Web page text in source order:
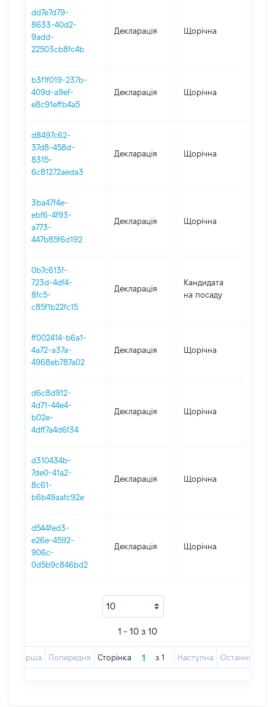
dd7e7d79-
8633-40d2-
9add-
22503cb8fc4b
Декларація Щорічна
b3f1f019-237b-
409d-a9ef-
e8c91effb4a5
Декларація Щорічна
d8497c62-
37d8-458d-
8315-
6c81272aeda3
Декларація Щорічна
3ba47f4e-
ebf6-4f93-
a773-
447b85f6d192
Декларація Щорічна
0b7c613f-
723d-4df4-
8fc5-
c85f1b22fc15
Декларація
Кандидата
на посаду
ff002414-b6a1-
4a72-a37a-
4968eb787a02
Декларація Щорічна
d6c8d912-
4d71-44e4-
b02e-
4dff7a4d6f34
Декларація Щорічна
d310434b-
7de0-41a2-
8c61-
b6b49aafc92e
Декларація Щорічна
d544fed3-
e26e-4592-
906c-
0d5b9c846bd2
Декларація Щорічна
1 - 10 з 10
Перша Попередня Сторінка з 1 Наступна Остання